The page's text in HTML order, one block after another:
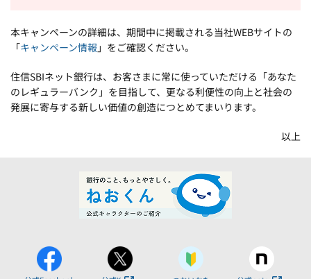
本キャンペーンの詳細は、期間中に掲載される当社WEBサイトの
「キャンペーン情報 」をご確認ください。
住信SBIネット銀行は、お客さまに常に使っていただける「あなた
のレギュラーバンク」を目指して、更なる利便性の向上と社会の
発展に寄与する新しい価値の創造につとめてまいります。
以上